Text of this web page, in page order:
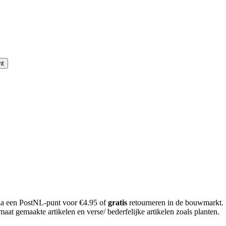
een PostNL-punt voor €4.95 ofgratis retourneren in de
gemaakte artikelen en verse/ bederfelijke artikelen zoals planten.